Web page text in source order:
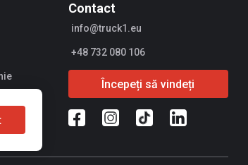
Contact
info@truck1.eu
+48 732 080 106
Începeți să vindeți